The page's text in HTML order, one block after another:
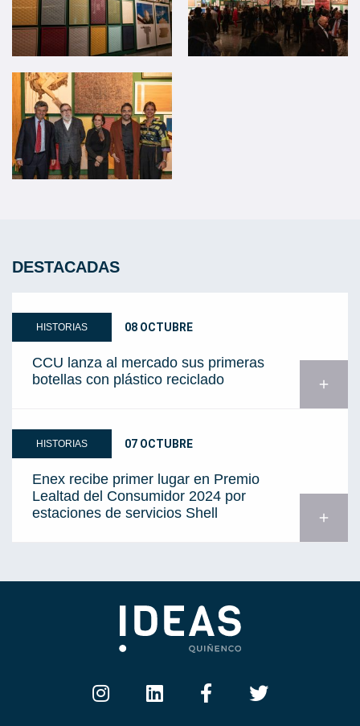
DESTACADAS
HISTORIAS 08 OCTUBRE
CCU lanza al mercado sus primeras
botellas con plástico reciclado
add
HISTORIAS 07 OCTUBRE
Enex recibe primer lugar en Premio
Lealtad del Consumidor 2024 por
estaciones de servicios Shell
add